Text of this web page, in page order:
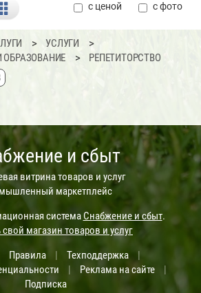
с ценой с фото
УСЛУГИ
ОБРАЗОВАНИЕ
РЕПЕТИТОРСТВО
и сбыт
витрина товаров и услуг
маркетплейс
системаСнабжение и сбыт.
свой магазин товаров и услуг
Правила Техподдержка
Реклама на сайте
Подписка